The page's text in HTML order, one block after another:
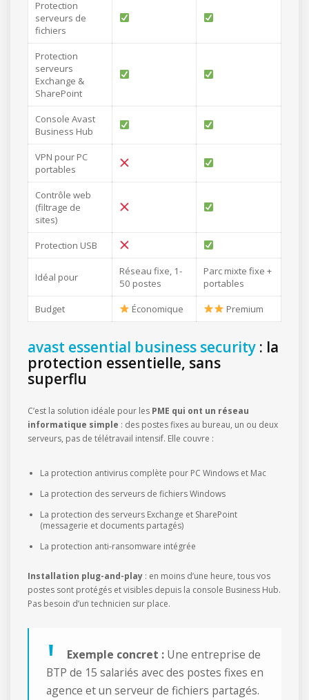
Protection
serveurs de
fichiers
Protection
serveurs
Exchange &
SharePoint
Console Avast
Business Hub
VPN pour PC
portables
Contrôle web
(filtrage de
sites)
Protection USB
Idéal pour
Réseau fixe, 1-
50 postes
Parc mixte fixe +
portables
Budget Économique Premium
avast essential business security : la
protection essentielle, sans
superflu
C’est la solution idéale pour les PME qui ont un réseau
informatique simple : des postes fixes au bureau, un ou deux
serveurs, pas de télétravail intensif. Elle couvre :
La protection antivirus complète pour PC Windows et Mac
La protection des serveurs de fichiers Windows
La protection des serveurs Exchange et SharePoint
(messagerie et documents partagés)
La protection anti-ransomware intégrée
Installation plug-and-play : en moins d’une heure, tous vos
postes sont protégés et visibles depuis la console Business Hub.
Pas besoin d’un technicien sur place.
Exemple concret :Une entreprise de
BTP de 15 salariés avec des postes fixes en
agence et un serveur de fichiers partagés.